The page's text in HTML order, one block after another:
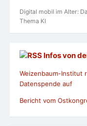
Digital mobil im Alter:
Thema KI
Infos von
Weizenbaum-Institut
Datenspende auf
Bericht vom